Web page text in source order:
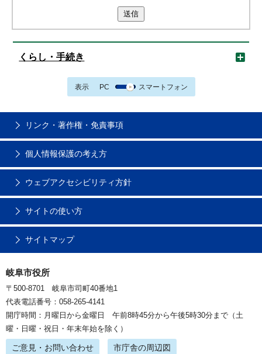
送信
くらし・手続き
表示 PC スマートフォン
リンク・著作権・免責事項
個人情報保護の考え方
ウェブアクセシビリティ方針
サイトの使い方
サイトマップ
岐阜市役所
〒500-8701 岐阜市司町40番地1
代表電話番号：058-265-4141
開庁時間：月曜日から金曜日 午前8時45分から午後5時30分まで（土
曜・日曜・祝日・年末年始を除く）
ご意見・お問い合わせ 市庁舎の周辺図